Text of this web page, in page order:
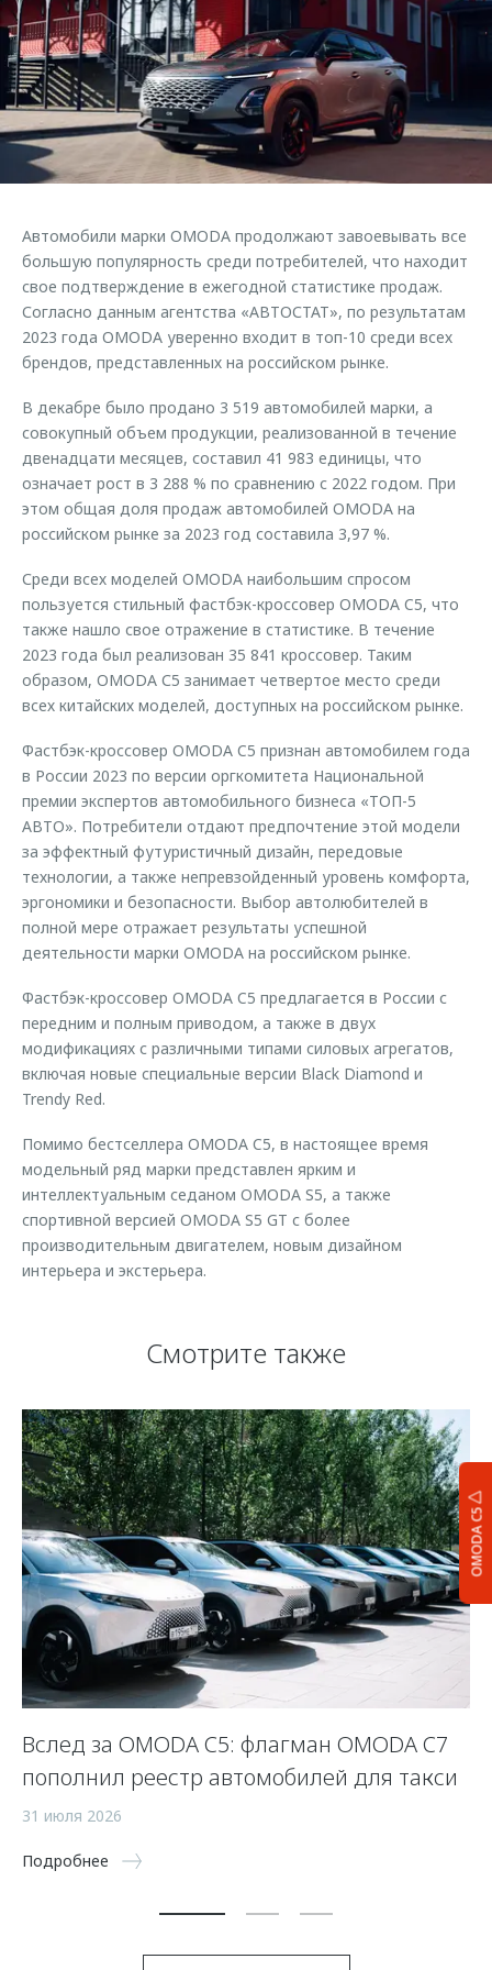
Страхование
Кредитный калькулятор
Аксессуары
Одежда и сувениры
Оригинальные аксессуары
Трейд-ин
Калькулятор трейд-ин
Клиентская поддержка
O&J Автоклуб
Клуб владельцев OMODA
Приложение O&J
Аксессуары
Оригинальные аксессуары
Запчасти
Обратная связь
OMODA C5
Автомобили марки OMODA продолжают завоевывать все
большую популярность среди потребителей, что находит
свое подтверждение в ежегодной статистике продаж.
Согласно данным агентства «АВТОСТАТ», по результатам
2023 года OMODA уверенно входит в топ-10 среди всех
брендов, представленных на российском рынке.
В декабре было продано 3 519 автомобилей марки, а
совокупный объем продукции, реализованной в течение
двенадцати месяцев, составил 41 983 единицы, что
означает рост в 3 288 % по сравнению с 2022 годом. При
этом общая доля продаж автомобилей OMODA на
российском рынке за 2023 год составила 3,97 %.
Среди всех моделей OMODA наибольшим спросом
пользуется стильный фастбэк-кроссовер OMODA C5, что
также нашло свое отражение в статистике. В течение
2023 года был реализован 35 841 кроссовер. Таким
образом, OMODA С5 занимает четвертое место среди
всех китайских моделей, доступных на российском рынке.
Фастбэк-кроссовер OMODA C5 признан автомобилем года
в России 2023 по версии оргкомитета Национальной
премии экспертов автомобильного бизнеса «ТОП-5
АВТО». Потребители отдают предпочтение этой модели
за эффектный футуристичный дизайн, передовые
технологии, а также непревзойденный уровень комфорта,
эргономики и безопасности. Выбор автолюбителей в
полной мере отражает результаты успешной
деятельности марки OMODA на российском рынке.
Фастбэк-кроссовер OMODA C5 предлагается в России с
передним и полным приводом, а также в двух
модификациях с различными типами силовых агрегатов,
включая новые специальные версии Black Diamond и
Trendy Red.
Помимо бестселлера OMODA C5, в настоящее время
модельный ряд марки представлен ярким и
интеллектуальным седаном OMODA S5, а также
спортивной версией OMODA S5 GT с более
производительным двигателем, новым дизайном
интерьера и экстерьера.
Смотрите также
Вслед за OMODA C5: флагман OMODA C7
пополнил реестр автомобилей для такси
31 июля 2026
Подробнее